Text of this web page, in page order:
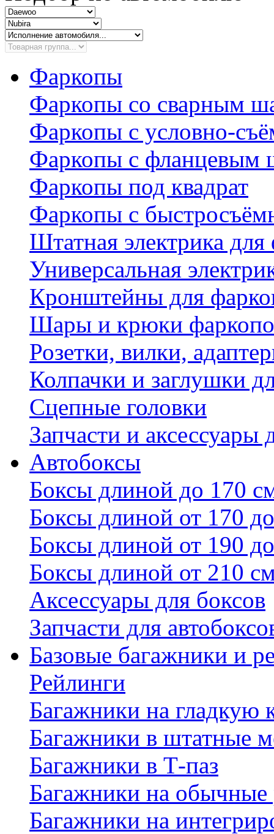
Фаркопы
Фаркопы со сварным
Фаркопы с условно-
Фаркопы с фланцевым
Фаркопы под квадрат
Фаркопы с
Штатная электрика
Универсальная
Кронштейны для
Шары и крюки
Розетки, вилки,
Колпачки и заглушки
Сцепные головки
Запчасти и аксессуары
Автобоксы
Боксы длиной до 170
Боксы длиной от 170
Боксы длиной от 190
Боксы длиной от 210
Аксессуары для боксов
Запчасти для
Базовые багажники и
Рейлинги
Багажники на гладкую
Багажники в штатные
Багажники в Т-паз
Багажники на обычные
Багажники на